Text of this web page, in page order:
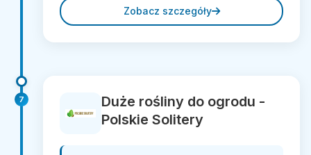
Zobacz szczegóły
7
Duże rośliny do ogrodu -
Polskie Solitery